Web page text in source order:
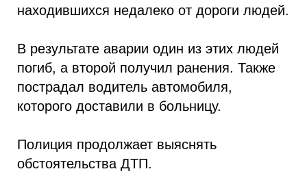
находившихся недалеко от дороги людей.
В результате аварии один из этих людей
погиб, а второй получил ранения. Также
пострадал водитель автомобиля,
которого доставили в больницу.
Полиция продолжает выяснять
обстоятельства ДТП.